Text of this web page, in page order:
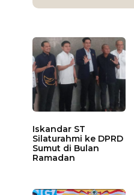
Iskandar ST
Silaturahmi ke DPRD
Sumut di Bulan
Ramadan